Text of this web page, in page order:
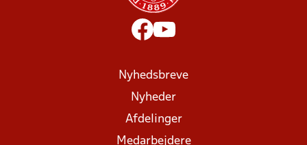
Nyhedsbreve
Nyheder
Afdelinger
Medarbejdere